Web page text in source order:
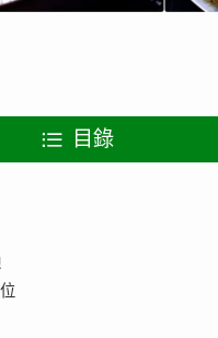
目錄